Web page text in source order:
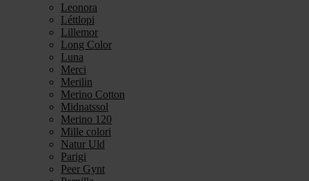
Leonora
Léttlopi
Lillemor
Long Color
Luna
Merci
Merilin
Merino Cotton
Midnatssol
Merino 120
Mille colori
Natur Uld
Parigi
Peer Gynt